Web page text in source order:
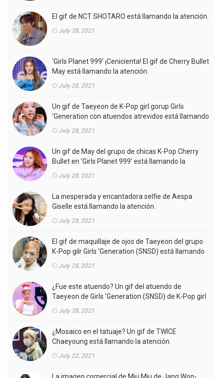
El gif de NCT SHOTARO está llamando la atención.
July 28, 2021
'Girls Planet 999' ¡Cenicienta! El gif de Cherry Bullet
May está llamando la atención.
July 28, 2021
Un gif de Taeyeon de K-Pop girl gorup Girls
'Generation con atuendos atrevidos está llamando
July 28, 2021
Un gif de May del grupo de chicas K-Pop Cherry
Bullet en 'Girls Planet 999' está llamando la
July 28, 2021
La inesperada y encantadora selfie de Aespa
Giselle está llamando la atención.
July 28, 2021
El gif de maquillaje de ojos de Taeyeon del grupo
K-Pop gilr Girls 'Generation (SNSD) está llamando
July 28, 2021
¿Fue este atuendo? Un gif del atuendo de
Taeyeon de Girls 'Generation (SNSD) de K-Pop girl
July 28, 2021
¿Mosaico en el tatuaje? Un gif de TWICE
Chaeyoung está llamando la atención.
July 22, 2021
La imagen comercial de Miu Miu de Jang Won-